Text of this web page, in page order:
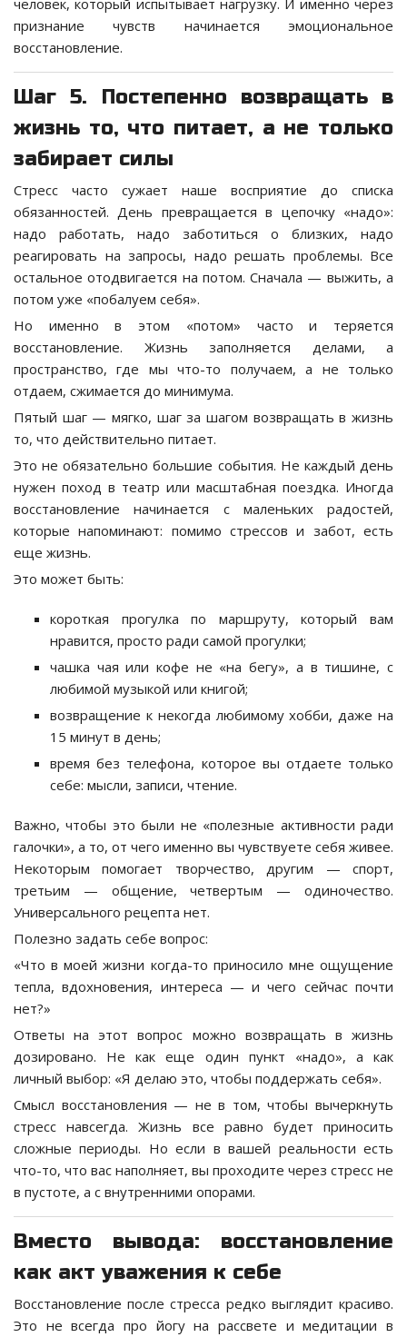
человек, который испытывает нагрузку. И именно через
признание чувств начинается эмоциональное
восстановление.
Шаг 5. Постепенно возвращать в
жизнь то, что питает, а не только
забирает силы
Стресс часто сужает наше восприятие до списка
обязанностей. День превращается в цепочку «надо»:
надо работать, надо заботиться о близких, надо
реагировать на запросы, надо решать проблемы. Все
остальное отодвигается на потом. Сначала — выжить, а
потом уже «побалуем себя».
Но именно в этом «потом» часто и теряется
восстановление. Жизнь заполняется делами, а
пространство, где мы что-то получаем, а не только
отдаем, сжимается до минимума.
Пятый шаг — мягко, шаг за шагом возвращать в жизнь
то, что действительно питает.
Это не обязательно большие события. Не каждый день
нужен поход в театр или масштабная поездка. Иногда
восстановление начинается с маленьких радостей,
которые напоминают: помимо стрессов и забот, есть
еще жизнь.
Это может быть:
короткая прогулка по маршруту, который вам
нравится, просто ради самой прогулки;
чашка чая или кофе не «на бегу», а в тишине, с
любимой музыкой или книгой;
возвращение к некогда любимому хобби, даже на
15 минут в день;
время без телефона, которое вы отдаете только
себе: мысли, записи, чтение.
Важно, чтобы это были не «полезные активности ради
галочки», а то, от чего именно вы чувствуете себя живее.
Некоторым помогает творчество, другим — спорт,
третьим — общение, четвертым — одиночество.
Универсального рецепта нет.
Полезно задать себе вопрос:
«Что в моей жизни когда-то приносило мне ощущение
тепла, вдохновения, интереса — и чего сейчас почти
нет?»
Ответы на этот вопрос можно возвращать в жизнь
дозировано. Не как еще один пункт «надо», а как
личный выбор: «Я делаю это, чтобы поддержать себя».
Смысл восстановления — не в том, чтобы вычеркнуть
стресс навсегда. Жизнь все равно будет приносить
сложные периоды. Но если в вашей реальности есть
что-то, что вас наполняет, вы проходите через стресс не
в пустоте, а с внутренними опорами.
Вместо вывода: восстановление
как акт уважения к себе
Восстановление после стресса редко выглядит красиво.
Это не всегда про йогу на рассвете и медитации в